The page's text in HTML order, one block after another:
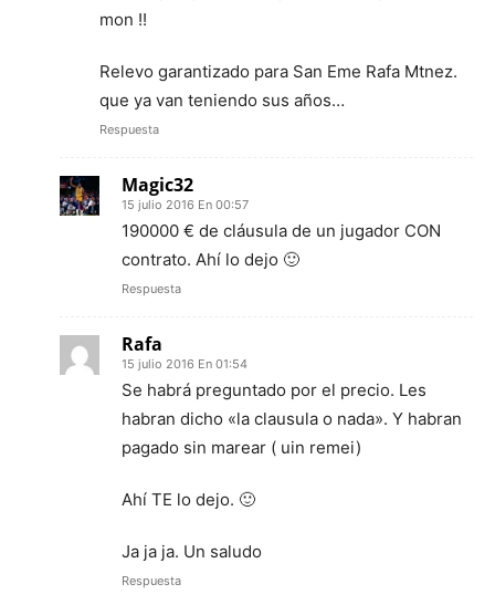
mon !!
Relevo garantizado para San Eme Rafa Mtnez.
que ya van teniendo sus años…
Respuesta
Magic32
15 julio 2016 En 00:57
190000 € de cláusula de un jugador CON
contrato. Ahí lo dejo 🙂
Respuesta
Rafa
15 julio 2016 En 01:54
Se habrá preguntado por el precio. Les
habran dicho «la clausula o nada». Y habran
pagado sin marear ( uin remei)
Ahí TE lo dejo. 🙂
Ja ja ja. Un saludo
Respuesta